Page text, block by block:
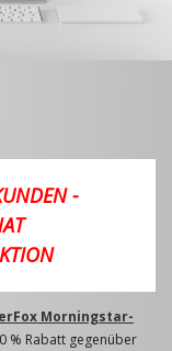
-
Morningstar-
% Rabatt gegenüber